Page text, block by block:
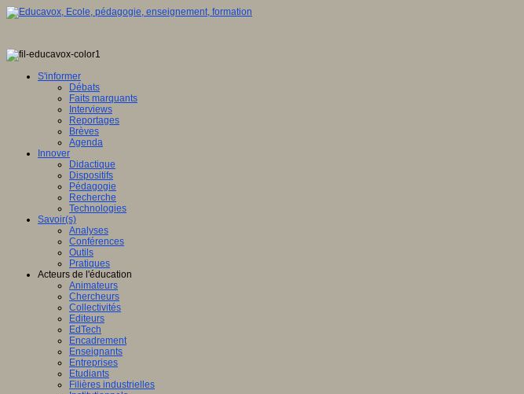
S'informer
Débats
Faits marquants
Interviews
Reportages
Brèves
Agenda
Innover
Didactique
Dispositifs
Pédagogie
Recherche
Technologies
Savoir(s)
Analyses
Conférences
Outils
Pratiques
Acteurs de l'éducation
Animateurs
Chercheurs
Collectivités
Editeurs
EdTech
Encadrement
Enseignants
Entreprises
Etudiants
Filières industrielles